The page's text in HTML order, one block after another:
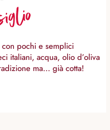
pochi e semplici
italiani, acqua, olio d’oliva
ma... già cotta!